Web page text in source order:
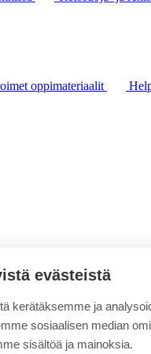
oppimateriaalit
evästeistä
kerätäksemme ja
sosiaalisen median
sisältöä ja mainoksia.